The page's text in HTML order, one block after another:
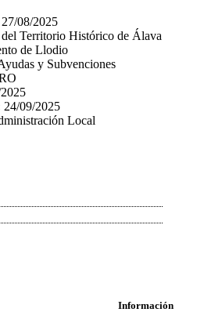
27/08/2025
Territorio Histórico de Álava
de Llodio
y Subvenciones
24/09/2025
Local
Información